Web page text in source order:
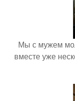
Мы с мужем
вместе уже